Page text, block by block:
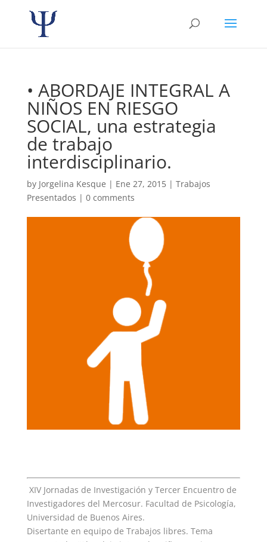
• ABORDAJE INTEGRAL A
NIÑOS EN RIESGO
SOCIAL, una estrategia
de trabajo
interdisciplinario.
by Jorgelina Kesque | Ene 27, 2015| Trabajos
Presentados | 0 comments
XIV Jornadas de Investigación y Tercer Encuentro de
Investigadores del Mercosur. Facultad de Psicología,
Universidad de Buenos Aires.
Disertante en equipo de Trabajos libres. Tema